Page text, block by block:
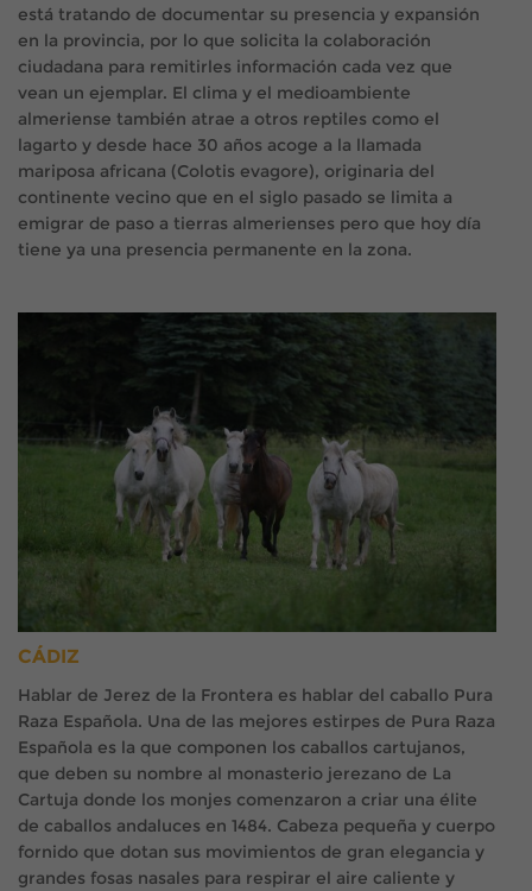
está tratando de documentar su presencia y expansión
en la provincia, por lo que solicita la colaboración
ciudadana para remitirles información cada vez que
vean un ejemplar. El clima y el medioambiente
almeriense también atrae a otros reptiles como el
lagarto y desde hace 30 años acoge a la llamada
mariposa africana (Colotis evagore), originaria del
continente vecino que en el siglo pasado se limita a
emigrar de paso a tierras almerienses pero que hoy día
tiene ya una presencia permanente en la zona.
CÁDIZ
Hablar de Jerez de la Frontera es hablar del caballo Pura
Raza Española. Una de las mejores estirpes de Pura Raza
Española es la que componen los caballos cartujanos,
que deben su nombre al monasterio jerezano de La
Cartuja donde los monjes comenzaron a criar una élite
de caballos andaluces en 1484. Cabeza pequeña y cuerpo
fornido que dotan sus movimientos de gran elegancia y
grandes fosas nasales para respirar el aire caliente y